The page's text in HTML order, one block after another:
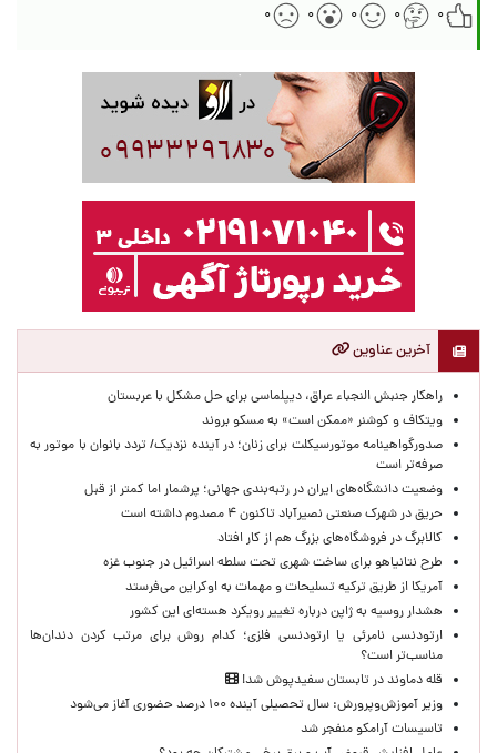
۰
۰ ۰ ۰ ۰
آخرین عناوین
راهکار جنبش النجباء عراق، دیپلماسی برای حل مشکل با عربستان
ویتکاف و کوشنر «ممکن است» به مسکو بروند
صدورگواهینامه موتورسیکلت برای زنان؛ در آینده نزدیک/ تردد بانوان با موتور به‌
صرفه‌تر است
وضعیت دانشگاه‌های ایران در رتبه‌بندی جهانی؛ پرشمار اما کمتر از قبل
حریق در شهرک صنعتی نصیرآباد تاکنون ۴ مصدوم داشته است
کالابرگ در فروشگاه‌های بزرگ هم از کار افتاد
طرح نتانیاهو برای ساخت شهری تحت سلطه اسرائیل در جنوب غزه
آمریکا از طریق ترکیه تسلیحات و مهمات به اوکراین می‌فرستد
هشدار روسیه به ژاپن درباره تغییر رویکرد هسته‌ای این کشور
ارتودنسی نامرئی یا ارتودنسی فلزی؛ کدام روش برای مرتب کردن دندان‌ها
مناسب‌تر است؟
قله دماوند در تابستان سفیدپوش شد!
وزیر آموزش‌وپرورش: سال تحصیلی آینده ۱۰۰ درصد حضوری آغاز می‌شود
تاسیسات آرامکو منفجر شد